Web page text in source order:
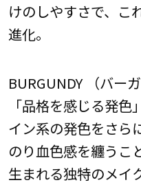
けのしやすさで、こ
進化。
BURGUNDY （バーガ
「品格を感じる発
イン系の発色をさら
のり血色感を纏うこ
生まれる独特のメイ